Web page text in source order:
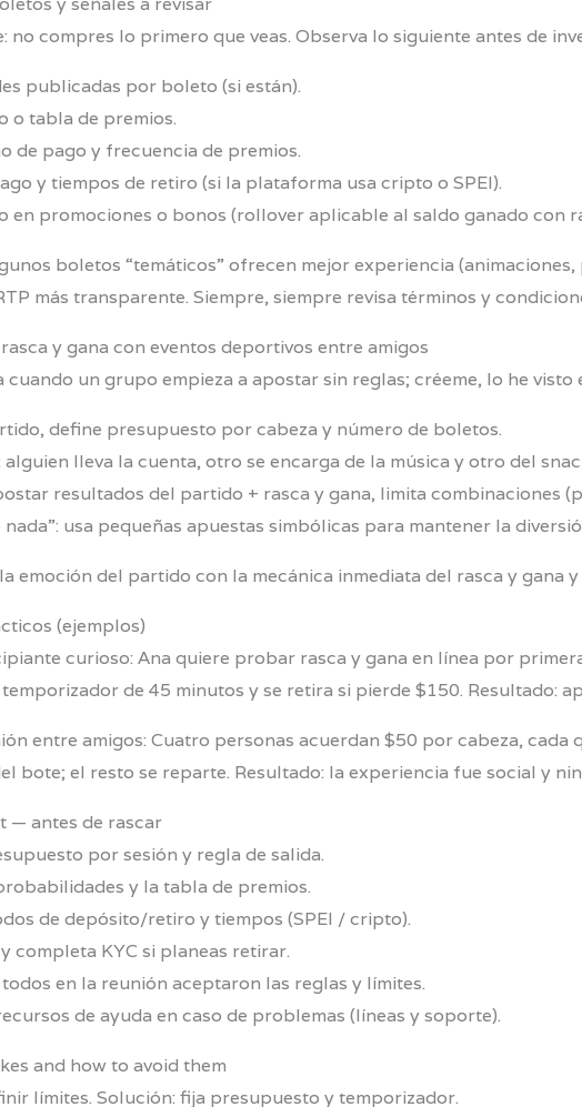
no compres lo primero que veas. Observa lo siguiente antes de
publicadas por boleto (si están).
o tabla de premios.
de pago y frecuencia de premios.
y tiempos de retiro (si la plataforma usa cripto o SPEI).
en promociones o bonos (rollover aplicable al saldo ganado con
boletos “temáticos” ofrecen mejor experiencia
más transparente. Siempre, siempre revisa términos y
y gana con eventos deportivos entre amigos
cuando un grupo empieza a apostar sin reglas; créeme, lo he
define presupuesto por cabeza y número de boletos.
alguien lleva la cuenta, otro se encarga de la música y otro del
resultados del partido + rasca y gana, limita combinaciones
nada”: usa pequeñas apuestas simbólicas para mantener la
emoción del partido con la mecánica inmediata del rasca y gana
(ejemplos)
curioso: Ana quiere probar rasca y gana en línea por
de 45 minutos y se retira si pierde $150. Resultado:
entre amigos: Cuatro personas acuerdan $50 por cabeza,
bote; el resto se reparte. Resultado: la experiencia fue social y
— antes de rascar
por sesión y regla de salida.
y la tabla de premios.
de depósito/retiro y tiempos (SPEI / cripto).
completa KYC si planeas retirar.
en la reunión aceptaron las reglas y límites.
de ayuda en caso de problemas (líneas y soporte).
and how to avoid them
límites. Solución: fija presupuesto y temporizador.